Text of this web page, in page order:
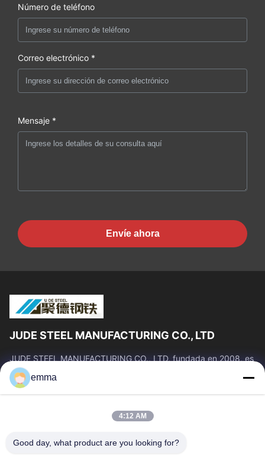
Número de teléfono
Correo electrónico *
Mensaje *
Envíe ahora
JUDE STEEL MANUFACTURING CO., LTD
JUDE STEEL MANUFACTURING CO., LTD, fundada en 2008, es
un fabricante y proveedor profesional de tubos de acero sin
costura y aleaciones de titanio...
Vínculos Rápidos
Productos
Sobre Nosotros
Visita A La Fábrica
emma
4:12 AM
Good day, what product are you looking for?